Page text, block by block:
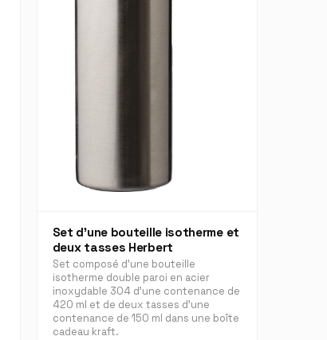
Set d’une bouteille isotherme et
deux tasses Herbert
Set composé d’une bouteille
isotherme double paroi en acier
inoxydable 304 d’une contenance de
420 ml et de deux tasses d’une
contenance de 150 ml dans une boîte
cadeau kraft.